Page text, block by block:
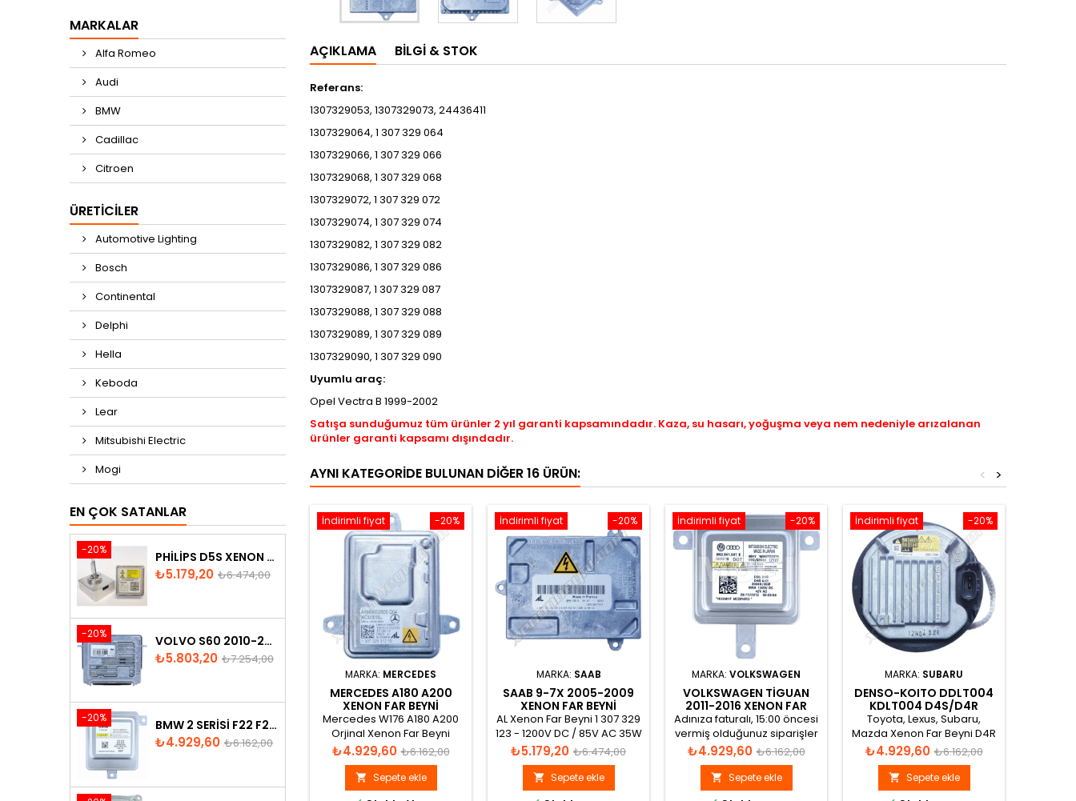
MARKALAR
Alfa Romeo
Audi
BMW
Cadillac
Citroen
ÜRETICILER
Automotive Lighting
Bosch
Continental
Delphi
Hella
Keboda
Lear
Mitsubishi Electric
Mogi
EN ÇOK SATANLAR
-20% PHILIPS D5S XENON AMPUL
Fiyat
₺5.179,20 Normal
₺6.474,00
-20% VOLVO S60 2010-2018 XENON FAR BEYNI 31297942
Fiyat
₺5.803,20 Normal
₺7.254,00
-20% BMW 2 SERISI F22 F23 2013-2016 XENON FAR BEYNI 7318327
Fiyat
₺4.929,60 Normal
₺6.162,00
AÇIKLAMA BILGI & STOK
Referans:
1307329053, 1307329073, 24436411
1307329064, 1 307 329 064
1307329066, 1 307 329 066
1307329068, 1 307 329 068
1307329072, 1 307 329 072
1307329074, 1 307 329 074
1307329082, 1 307 329 082
1307329086, 1 307 329 086
1307329087, 1 307 329 087
1307329088, 1 307 329 088
1307329089, 1 307 329 089
1307329090, 1 307 329 090
Uyumlu araç:
Opel Vectra B 1999-2002
Satışa sunduğumuz tüm ürünler 2 yıl garanti kapsamındadır. Kaza, su hasarı, yoğuşma veya nem nedeniyle arızalanan
ürünler garanti kapsamı dışındadır.
AYNI KATEGORIDE BULUNAN DIĞER 16 ÜRÜN: >
<
-20%
İndirimli fiyat
MARKA: MERCEDES
MERCEDES A180 A200
XENON FAR BEYNI
A1669002800
Mercedes W176 A180 A200
Orjinal Xenon Far Beyni
Katalog görünümü
Fiyat
₺4.929,60 Normal
fiyat
₺6.162,00
 Sepete ekle
-20%
İndirimli fiyat
MARKA: SAAB
SAAB 9-7X 2005-2009
XENON FAR BEYNI
1307329115
AL Xenon Far Beyni 1 307 329
123 - 1200V DC / 85V AC 35W
Nom., 2000h, für alle D2R
D2S D1S D1R
Fiyat
₺5.179,20 Normal
fiyat
₺6.474,00
 Sepete ekle
-20%
İndirimli fiyat
MARKA: VOLKSWAGEN
VOLKSWAGEN TIGUAN
2011-2016 XENON FAR
BEYNI 8K0941597E
Adınıza faturalı, 15:00 öncesi
vermiş olduğunuz siparişler
aynı gün gönderilir.
Fiyat
₺4.929,60 Normal
fiyat
₺6.162,00
 Sepete ekle
-20%
İndirimli fiyat
MARKA: SUBARU
DENSO-KOITO DDLT004
KDLT004 D4S/D4R
XENON FAR BEYNİ
Toyota, Lexus, Subaru,
Mazda Xenon Far Beyni D4R
D4S 12V AC45V MAX30000V
DC / 45V AC 35W Nom.,
2000H
Fiyat
₺4.929,60 Normal
fiyat
₺6.162,00
 Sepete ekle